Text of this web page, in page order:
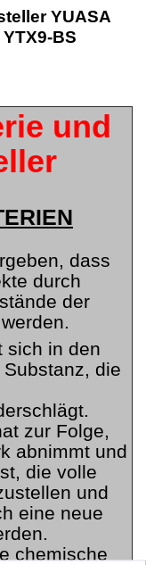
YUASA
YTX9-BS
und
dass
durch
der
sich in den
die
zur Folge,
abnimmt und
die volle
und
eine neue
chemische